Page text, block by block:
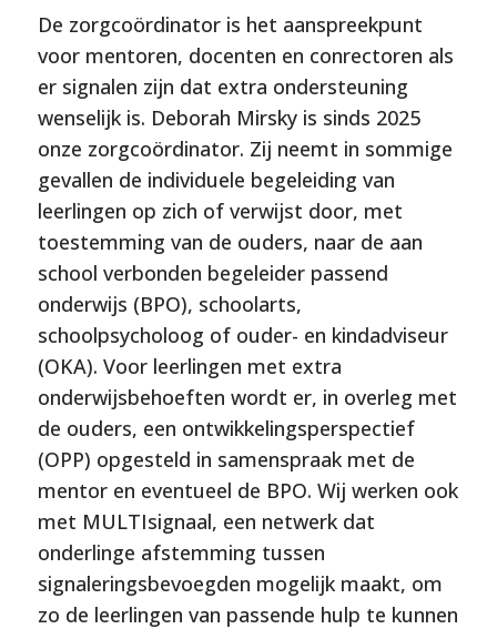
De zorgcoördinator is het aanspreekpunt
voor mentoren, docenten en conrectoren als
er signalen zijn dat extra ondersteuning
wenselijk is. Deborah Mirsky is sinds 2025
onze zorgcoördinator. Zij neemt in sommige
gevallen de individuele begeleiding van
leerlingen op zich of verwijst door, met
toestemming van de ouders, naar de aan
school verbonden begeleider passend
onderwijs (BPO), schoolarts,
schoolpsycholoog of ouder- en kindadviseur
(OKA). Voor leerlingen met extra
onderwijsbehoeften wordt er, in overleg met
de ouders, een ontwikkelingsperspectief
(OPP) opgesteld in samenspraak met de
mentor en eventueel de BPO. Wij werken ook
met MULTIsignaal, een netwerk dat
onderlinge afstemming tussen
signaleringsbevoegden mogelijk maakt, om
zo de leerlingen van passende hulp te kunnen